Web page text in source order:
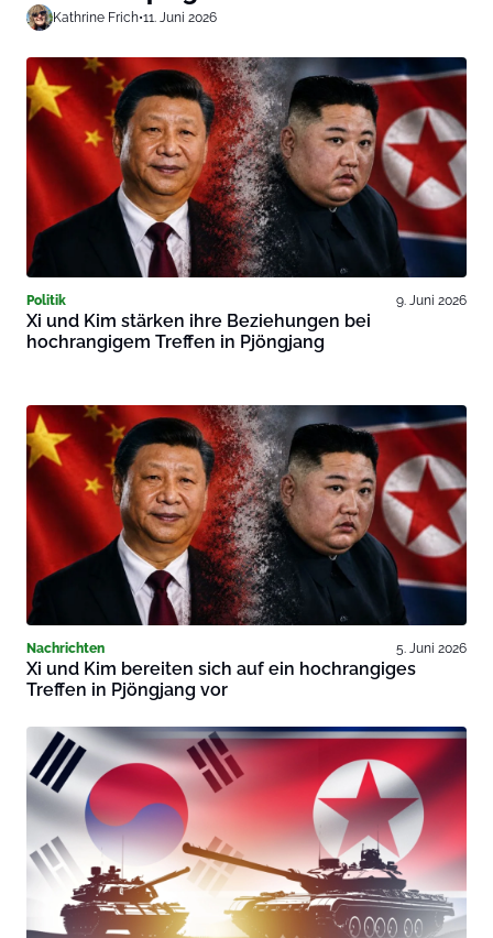
Kathrine Frich•11. Juni 2026
Politik 9. Juni 2026
Xi und Kim stärken ihre Beziehungen bei
hochrangigem Treffen in Pjöngjang
Nachrichten 5. Juni 2026
Xi und Kim bereiten sich auf ein hochrangiges
Treffen in Pjöngjang vor